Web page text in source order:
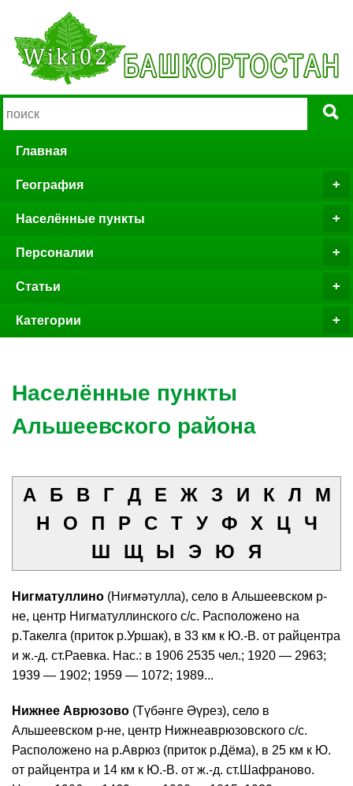
Главная
География
Населённые пункты
Персоналии
Статьи
Категории
Населённые пункты
Альшеевского района
А Б В Г Д Е Ж З И К Л
М
Н
О П Р С Т У Ф Х Ц
Ч
Ш
Щ Ы Э Ю Я
Нигматуллино (Ниғмәтулла), село в Альшеевском р-
не, центр Нигматуллинского с/с. Расположено на
р.Такелга (приток р.Уршак), в 33 км к Ю.-В. от райцентра
и ж.-д. ст.Раевка. Нас.: в 1906 2535 чел.; 1920 — 2963;
1939 — 1902; 1959 — 1072; 1989...
Нижнее Аврюзово (Түбәнге Әүрез), село в
Альшеевском р-не, центр Нижнеаврюзовского с/с.
Расположено на р.Аврюз (приток р.Дёма), в 25 км к Ю.
от райцентра и 14 км к Ю.-В. от ж.-д. ст.Шафраново.